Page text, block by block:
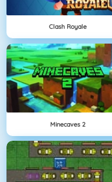
Clash Royale
Minecaves 2